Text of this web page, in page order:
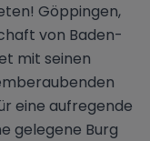
Göppingen,
von Baden-
mit seinen
eine aufregende
gelegene Burg